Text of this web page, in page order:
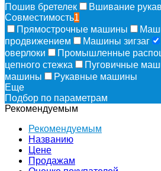
Пошив бретелек
Вшивание
Совместимость1
Прямострочные машины
продвижением
Машины зигзаг
оверлоки
Промышленные
цепного стежка
Пуговичные
машины
Рукавные машины
Еще
Подбор по параметрам
Рекомендуемым
Рекомендуемым
Названию
Цене
Продажам